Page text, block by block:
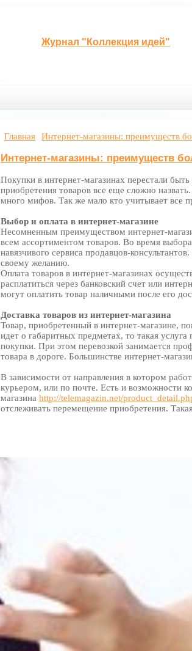
Журнал "Коллекция идей"
Главная Интернет-магазины: преимуществ
Интернет-магазины: преимуществ
Покупки в интернет-магазинах перестали
приобретения товаров все еще сложно
много мифов. Так же мало кто учитывает все
Выбор и оплата в интернет-магазине
Несомненным преимуществом интернет-
всем ассортиментом товаров. Во время
навязчивого сервиса продавцов-
своему желанию.
Оплата товаров в интернет-магазинах
расплатиться через банковский счет или
могут оплатить товар наличными после его
Доставка товаров из интернет-магазина
Товар, приобретенный в интернет-магазине,
идет о габаритных предметах, то такая
покупки. При этом перевозкой занимается
товара в дороге. Большинстве интернет-
В зависимости от направления в котором
курьером, или по почте. Есть и возможности
магазина http://telemagazin.net/
отслеживать перемещение приобретения.